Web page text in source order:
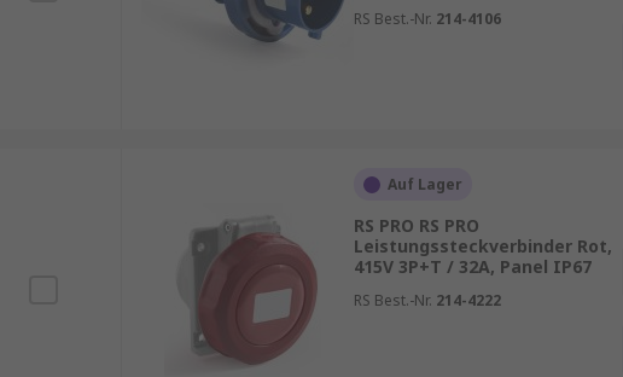
RS Best.-Nr. 214-4106
Auf Lager
RS PRO RS PRO
Leistungssteckverbinder Rot,
415V 3P+T / 32A, Panel IP67
RS Best.-Nr. 214-4222